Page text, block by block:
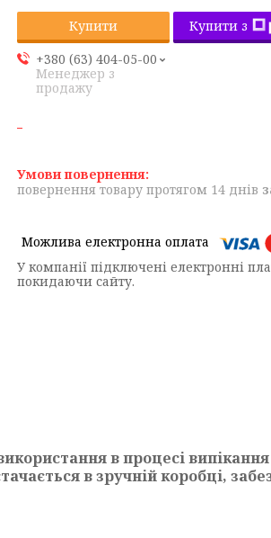
Купити
Купити з
+380 (63) 404-05-00
Менеджер з
продажу
повернення товару протягом 14 днів
У компанії підключені електронні
покидаючи сайту.
в процесі
в зручній коробці,